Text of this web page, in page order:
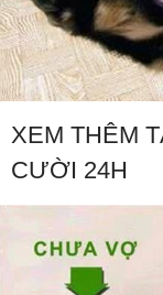
XEM THÊM
CƯỜI 24H